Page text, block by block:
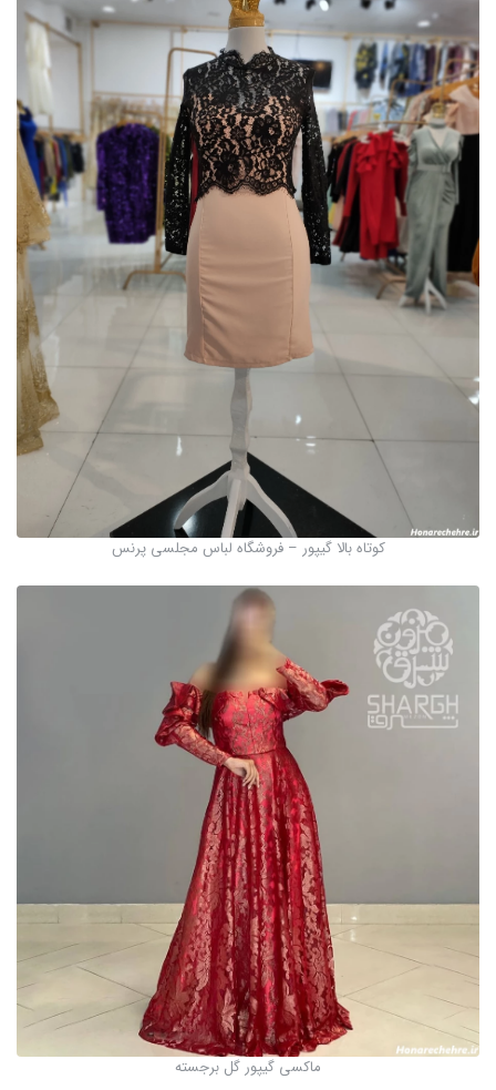
کوتاه بالا گیپور – فروشگاه لباس مجلسی پرنس
ماکسی گیپور گل برجسته